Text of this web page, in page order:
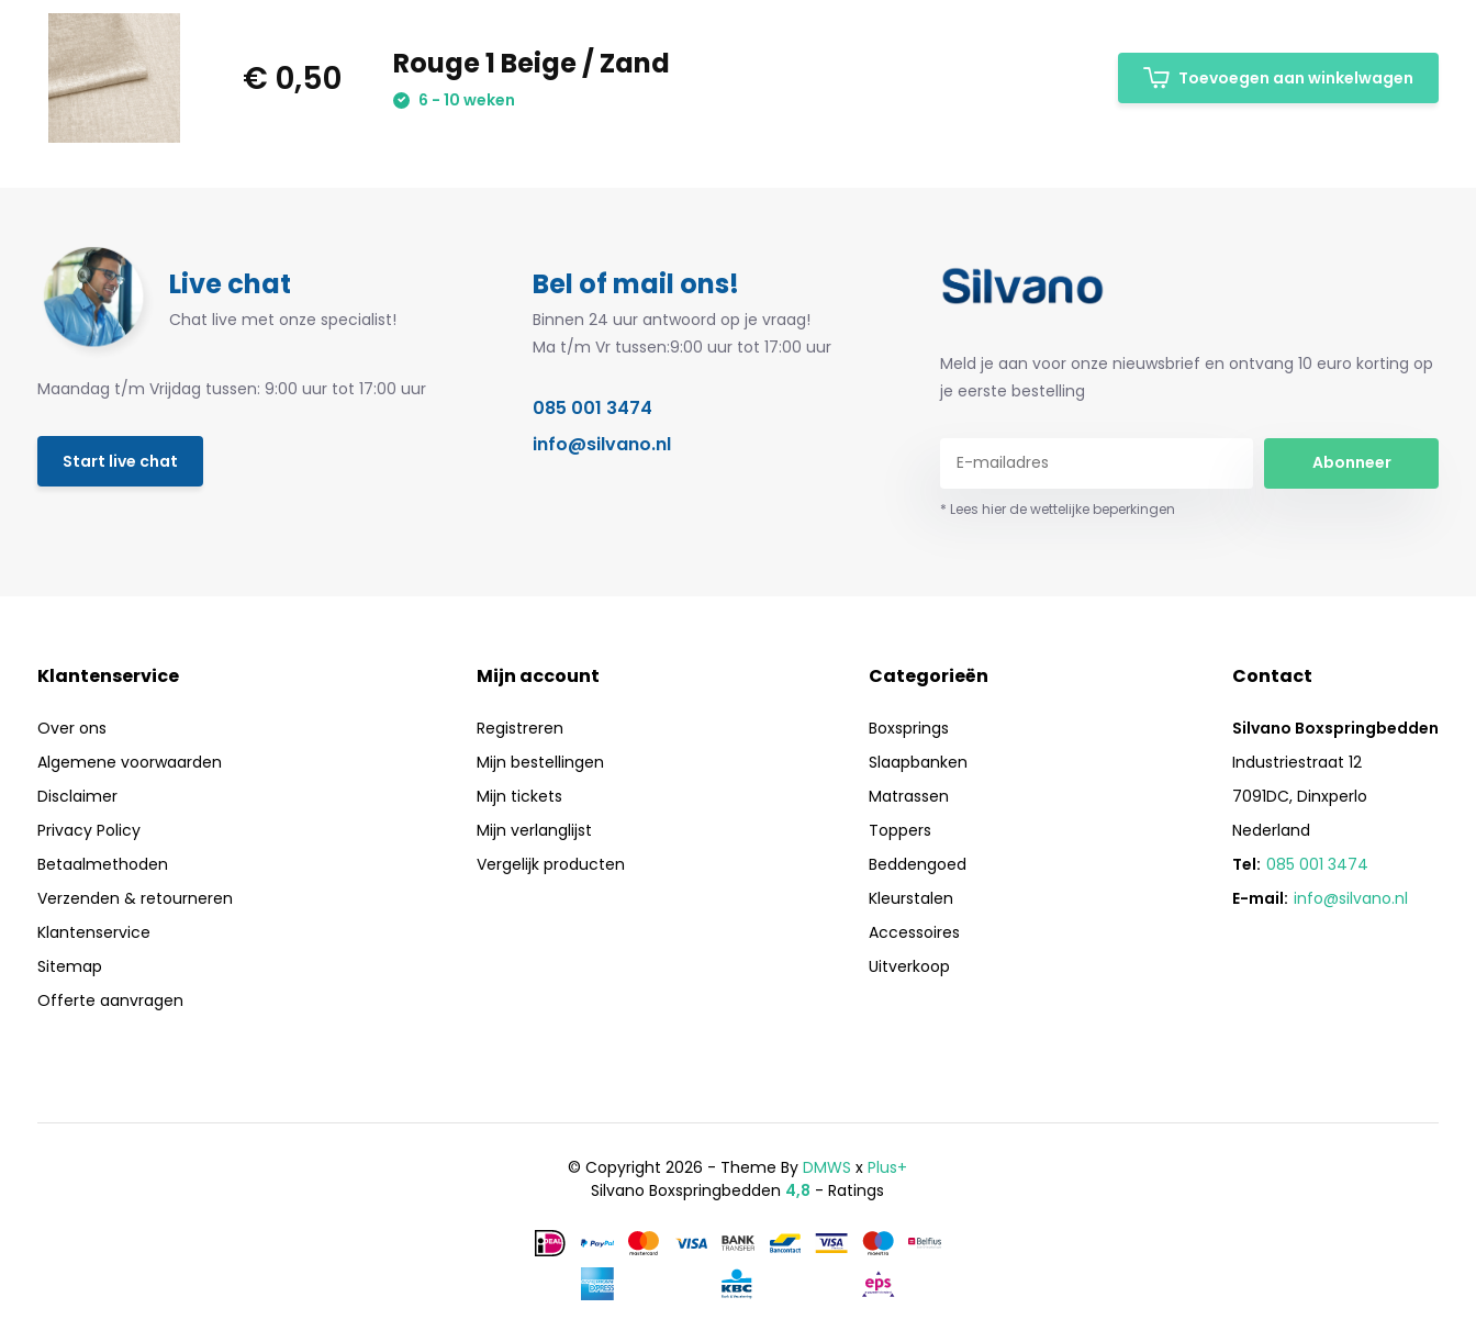
€ 0,50 Rouge 1 Beige / Zand
6 - 10 weken
Toevoegen aan winkelwagen
Live chat
Chat live met onze specialist!
Maandag t/m Vrijdag tussen: 9:00 uur tot 17:00 uur
Start live chat
Bel of mail ons!
Binnen 24 uur antwoord op je vraag!
Ma t/m Vr tussen:9:00 uur tot 17:00 uur
085 001 3474
info@silvano.nl
Meld je aan voor onze nieuwsbrief en ontvang 10 euro korting op
je eerste bestelling
Abonneer
* Lees hier de wettelijke beperkingen
Klantenservice
Over ons
Algemene voorwaarden
Disclaimer
Privacy Policy
Betaalmethoden
Verzenden & retourneren
Klantenservice
Sitemap
Offerte aanvragen
Mijn account
Registreren
Mijn bestellingen
Mijn tickets
Mijn verlanglijst
Vergelijk producten
Categorieën
Boxsprings
Slaapbanken
Matrassen
Toppers
Beddengoed
Kleurstalen
Accessoires
Uitverkoop
Contact
Silvano Boxspringbedden
Industriestraat 12
7091DC, Dinxperlo
Nederland
Tel: 085 001 3474
E-mail: info@silvano.nl
© Copyright 2026 - Theme ByDMWS xPlus+
Silvano Boxspringbedden 4,8 - Ratings